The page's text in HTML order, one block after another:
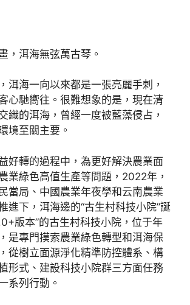
，洱海無弦萬古琴。
洱海一向以來都是一張亮麗手刺，
心馳嚮往。很難想象的是，現在清
織的洱海，曾經一度被藍藻侵占，
境至關主要。
好轉的過程中，為更好解決農業面
業綠色高值生產等問題，2022年，
當局、中國農業年夜學和云南農業
進下，洱海邊的“古生村科技小院”誕
版本”的古生村科技小院，位于年
是專門摸索農業綠色轉型和洱海保
從樹立面源淨化精準防控體系、構
形式、建設科技小院群三方面任務
系列行動。